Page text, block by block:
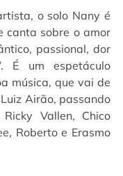
o solo Nany é
canta sobre o amor
passional, dor
É um espetáculo
música, que vai de
Airão, passando
Vallen, Chico
Roberto e Erasmo